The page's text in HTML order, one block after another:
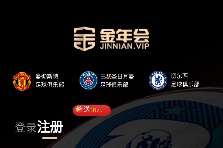
登录注册
送18元